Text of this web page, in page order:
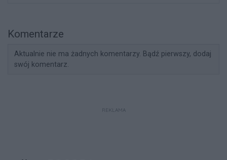
Komentarze
Aktualnie nie ma żadnych komentarzy. Bądź pierwszy, dodaj
swój komentarz.
REKLAMA